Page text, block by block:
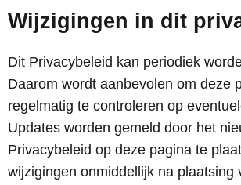
Wijzigingen in dit
Dit Privacybeleid kan periodiek
Daarom wordt aanbevolen om deze
regelmatig te controleren op
Updates worden gemeld door het
Privacybeleid op deze pagina te
wijzigingen onmiddellijk na plaatsing